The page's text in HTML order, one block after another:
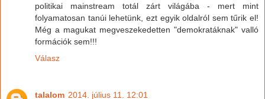
politikai mainstream totál zárt világába - mert mint
folyamatosan tanúi lehetünk, ezt egyik oldalról sem tűrik el!
Még a magukat megveszekedetten "demokratáknak" valló
formációk sem!!!
Válasz
talalom 2014. július 11. 12:01